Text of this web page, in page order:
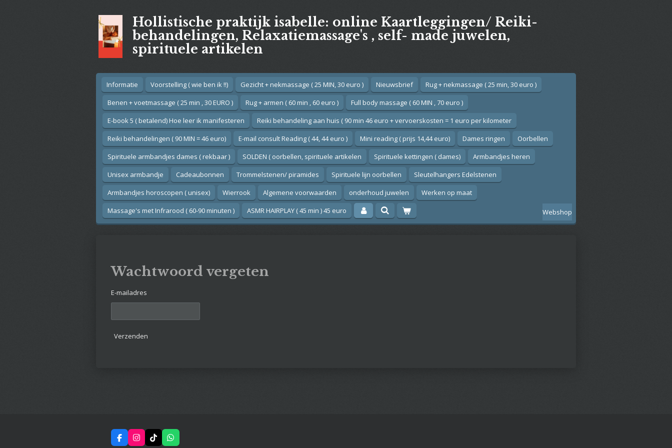
Hollistische praktijk isabelle: online Kaartleggingen/ Reiki-
behandelingen, Relaxatiemassage's , self- made juwelen,
spirituele artikelen
Informatie Voorstelling ( wie ben ik !!) Gezicht + nekmassage ( 25 MIN, 30 euro ) Nieuwsbrief
Rug + nekmassage ( 25 min, 30 euro )
Benen + voetmassage ( 25 min , 30 EURO )
Rug + armen ( 60 min , 60 euro )
Full body massage ( 60 MIN , 70 euro )
E-book 5 ( betalend) Hoe leer ik manifesteren
Reiki behandeling aan huis ( 90 min 46 euro + vervoerskosten = 1 euro per kilometer
Reiki behandelingen ( 90 MIN = 46 euro)
E-mail consult Reading ( 44, 44 euro ) Mini reading ( prijs 14,44 euro) Dames ringen
Oorbellen
Spirituele armbandjes dames ( rekbaar )
SOLDEN ( oorbellen, spirituele artikelen Spirituele kettingen ( dames)
Armbandjes heren
Unisex armbandje
Cadeaubonnen Trommelstenen/ piramides Spirituele lijn oorbellen
Sleutelhangers Edelstenen
Armbandjes horoscopen ( unisex)
Wierrook Algemene voorwaarden onderhoud juwelen
Werken op maat
Massage's met Infrarood ( 60-90 minuten )
ASMR HAIRPLAY ( 45 min ) 45 euro Webshop
Wachtwoord vergeten
E-mailadres
Verzenden
F
I
T
W